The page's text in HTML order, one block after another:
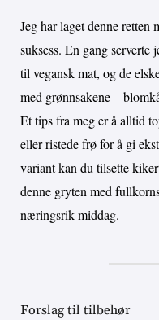
Jeg har laget denne retten
suksess. En gang serverte
til vegansk mat, og de
med grønnsakene –
Et tips fra meg er å alltid
eller ristede frø for å gi
variant kan du tilsette
denne gryten med
næringsrik middag.
Forslag til tilbehør